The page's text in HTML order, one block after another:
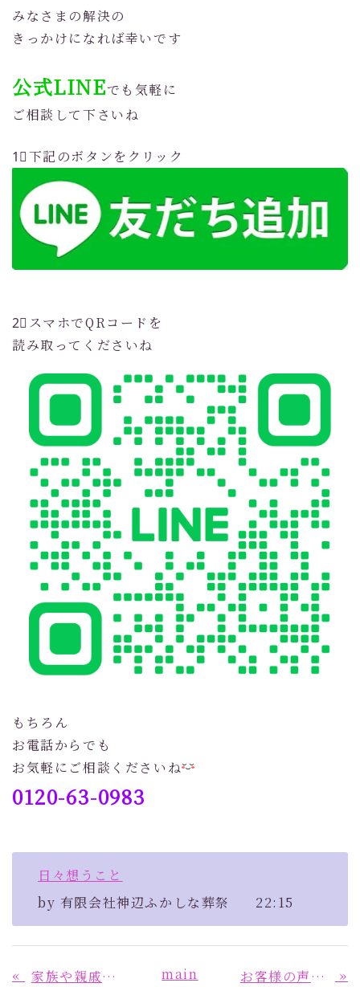
みなさまの解決の
きっかけになれば幸いです
公式LINEでも気軽に
ご相談して下さいね
1⃣下記のボタンをクリック
2⃣スマホでQRコードを
読み取ってくださいね
もちろん
お電話からでも
お気軽にご相談くださいね
0120-63-0983
日々想うこと
by 有限会社神辺ふかしな葬祭 22:15
« 家族や親戚の絆を感じる温かいご法要 main お客様の声から学ぶ「紹介で選ばれる葬儀社」の安心感！ »